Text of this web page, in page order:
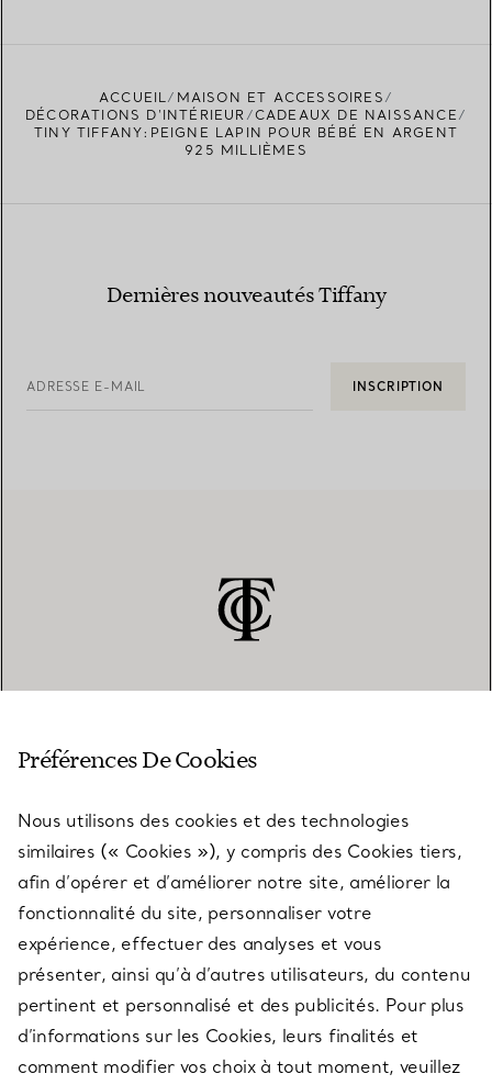
TROUVEZ LA BOUTIQUE LA PLUS PROCHE
ACCUEIL
MAISON ET ACCESSOIRES
DÉCORATIONS D'INTÉRIEUR
CADEAUX DE NAISSANCE
TINY TIFFANY:PEIGNE LAPIN POUR BÉBÉ EN ARGENT
925 MILLIÈMES
Dernières nouveautés Tiffany
ADRESSE E-MAIL INSCRIPTION
SERVICES
À PROPOS
QUESTIONS LÉGALES
Préférences De Cookies
Nous utilisons des cookies et des technologies
similaires (« Cookies »), y compris des Cookies tiers,
afin d’opérer et d’améliorer notre site, améliorer la
fonctionnalité du site, personnaliser votre
expérience, effectuer des analyses et vous
présenter, ainsi qu’à d’autres utilisateurs, du contenu
pertinent et personnalisé et des publicités. Pour plus
d’informations sur les Cookies, leurs finalités et
comment modifier vos choix à tout moment, veuillez